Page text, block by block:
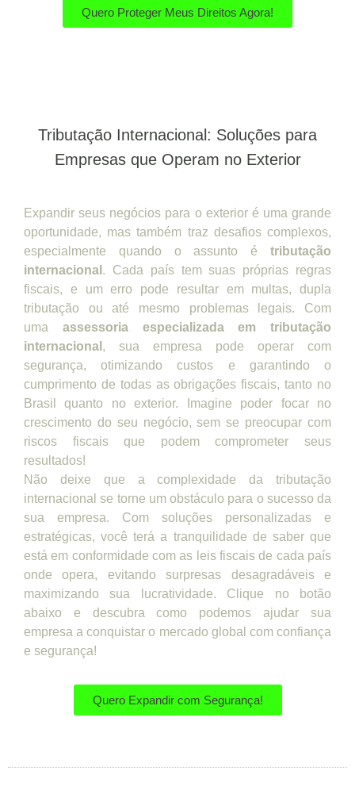
Quero Proteger Meus Direitos Agora!
Tributação Internacional: Soluções para
Empresas que Operam no Exterior
Expandir seus negócios para o exterior é uma grande
oportunidade, mas também traz desafios complexos,
especialmente quando o assunto é tributação
internacional . Cada país tem suas próprias regras
fiscais, e um erro pode resultar em multas, dupla
tributação ou até mesmo problemas legais. Com
uma assessoria especializada em tributação
internacional , sua empresa pode operar com
segurança, otimizando custos e garantindo o
cumprimento de todas as obrigações fiscais, tanto no
Brasil quanto no exterior. Imagine poder focar no
crescimento do seu negócio, sem se preocupar com
riscos fiscais que podem comprometer seus
resultados!
Não deixe que a complexidade da tributação
internacional se torne um obstáculo para o sucesso da
sua empresa. Com soluções personalizadas e
estratégicas, você terá a tranquilidade de saber que
está em conformidade com as leis fiscais de cada país
onde opera, evitando surpresas desagradáveis e
maximizando sua lucratividade. Clique no botão
abaixo e descubra como podemos ajudar sua
empresa a conquistar o mercado global com confiança
e segurança!
Quero Expandir com Segurança!